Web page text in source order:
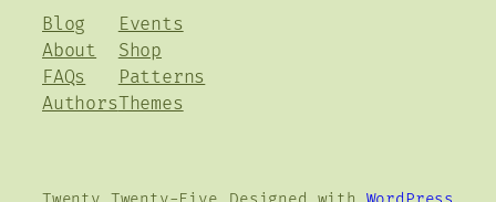
Blog
About
FAQs
Authors
Events
Shop
Patterns
Themes